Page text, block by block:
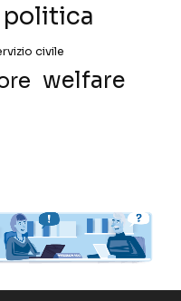
politica
civile
welfare